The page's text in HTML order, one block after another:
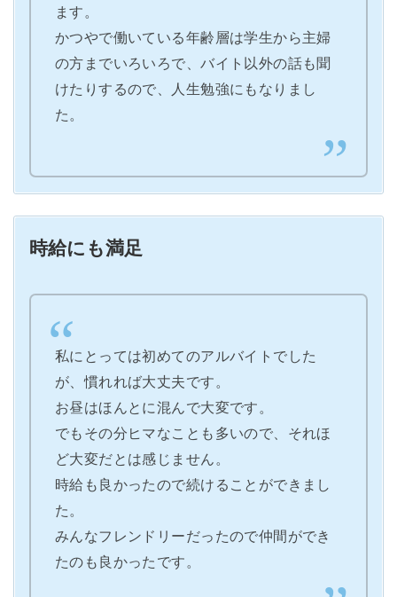
ます。
かつやで働いている年齢層は学生から主婦
の方までいろいろで、バイト以外の話も聞
けたりするので、人生勉強にもなりまし
た。
時給にも満足
私にとっては初めてのアルバイトでした
が、慣れれば大丈夫です。
お昼はほんとに混んで大変です。
でもその分ヒマなことも多いので、それほ
ど大変だとは感じません。
時給も良かったので続けることができまし
た。
みんなフレンドリーだったので仲間ができ
たのも良かったです。